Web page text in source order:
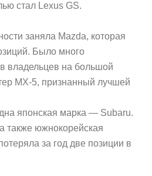
стал Lexus GS.
заняла Mazda, которая
Было много
владельцев на большой
MX-5, признанный лучшей
японская марка — Subaru.
южнокорейская
за год две позиции в